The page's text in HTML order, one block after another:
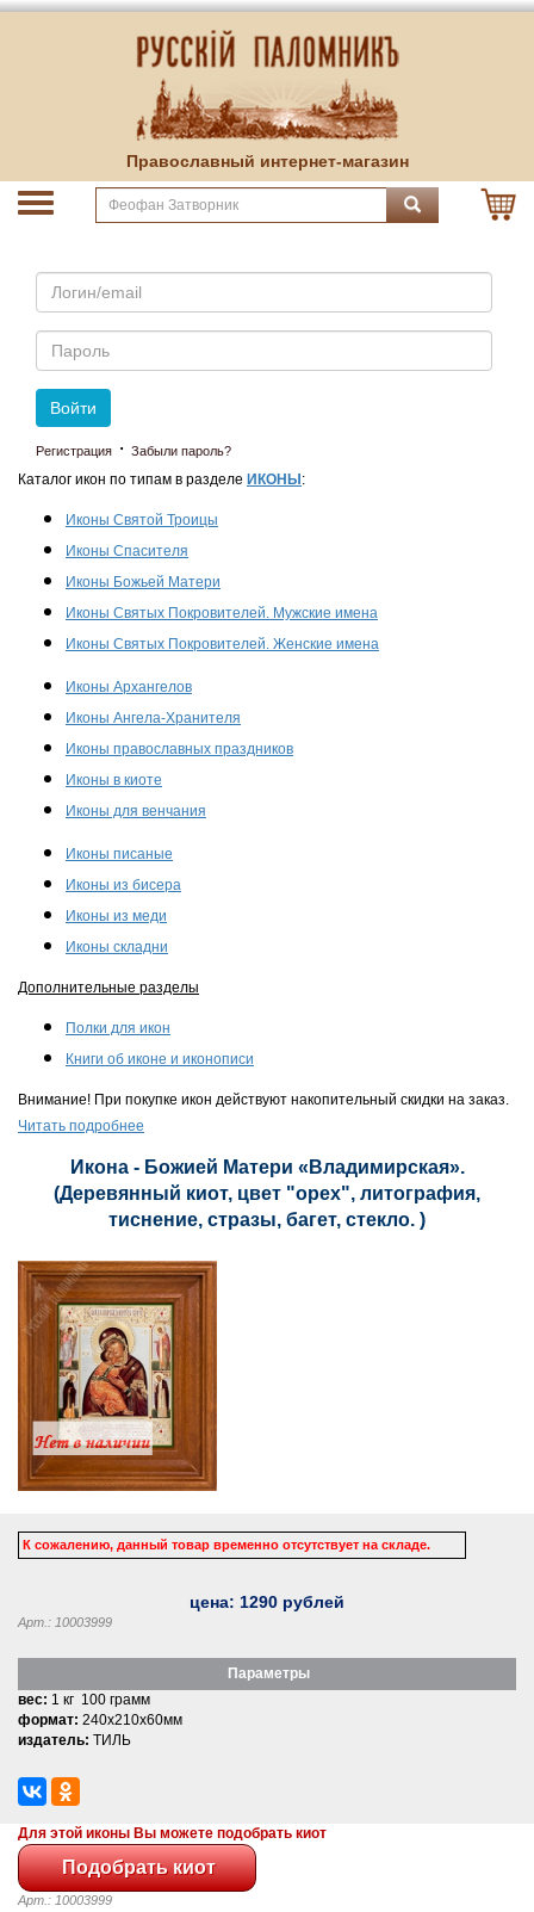
Православный интернет-магазин
Email
Пароль
Войти
Регистрация · Забыли пароль?
Каталог икон по типам в разделе ИКОНЫ :
Иконы Святой Троицы
Иконы Спасителя
Иконы Божьей Матери
Иконы Святых Покровителей. Мужские имена
Иконы Святых Покровителей. Женские имена
Иконы Архангелов
Иконы Ангела-Хранителя
Иконы православных праздников
Иконы в киоте
Иконы для венчания
Иконы писаные
Иконы из бисера
Иконы из меди
Иконы складни
Дополнительные разделы
Полки для икон
Книги об иконе и иконописи
Внимание! При покупке икон действуют накопительный скидки на заказ.
Читать подробнее
Икона - Божией Матери «Владимирская».
(Деревянный киот, цвет "орех", литография,
тиснение, стразы, багет, стекло. )
К сожалению, данный товар временно отсутствует на складе.
цена: 1290 рублей
Арт.: 10003999
Параметры
вес: 1 кг 100 грамм
формат: 240x210x60мм
издатель: ТИЛЬ
Для этой иконы Вы можете подобрать киот
Арт.: 10003999